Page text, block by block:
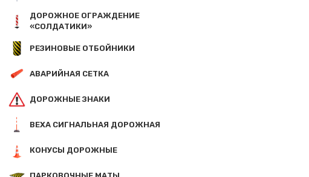
ДОРОЖНОЕ ОГРАЖДЕНИЕ
«СОЛДАТИКИ»
РЕЗИНОВЫЕ ОТБОЙНИКИ
АВАРИЙНАЯ СЕТКА
ДОРОЖНЫЕ ЗНАКИ
ВЕХА СИГНАЛЬНАЯ ДОРОЖНАЯ
КОНУСЫ ДОРОЖНЫЕ